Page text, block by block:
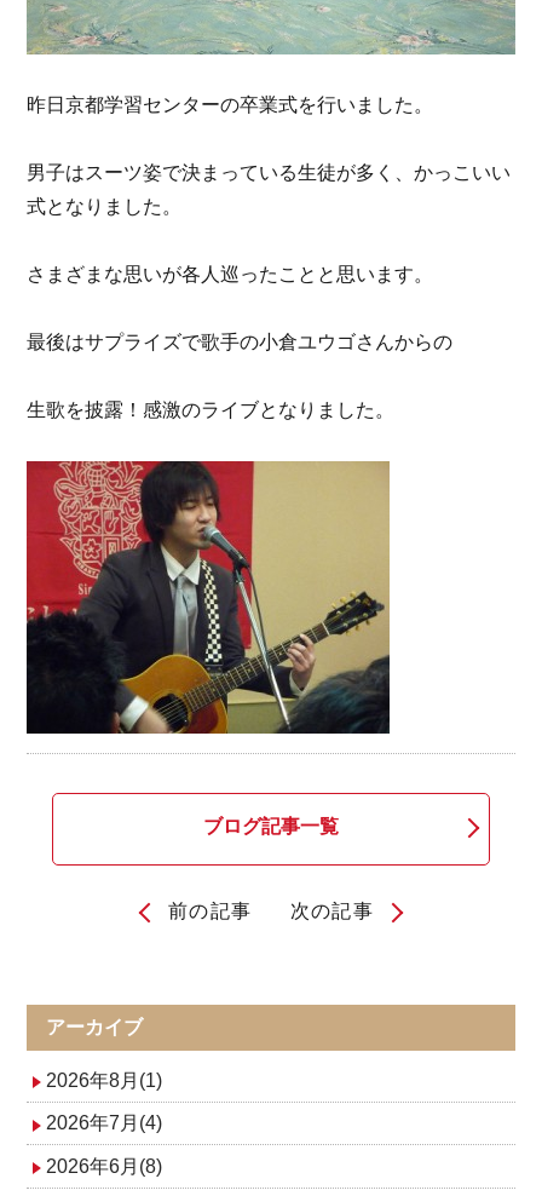
昨日京都学習センターの卒業式を行いました。
男子はスーツ姿で決まっている生徒が多く、かっこいい
式となりました。
さまざまな思いが各人巡ったことと思います。
最後はサプライズで歌手の小倉ユウゴさんからの
生歌を披露！感激のライブとなりました。
ブログ記事一覧
ナ
ビ
ゲ
ー
前の記事 次の記事
アーカイブ
2026年8月(1)
2026年7月(4)
2026年6月(8)